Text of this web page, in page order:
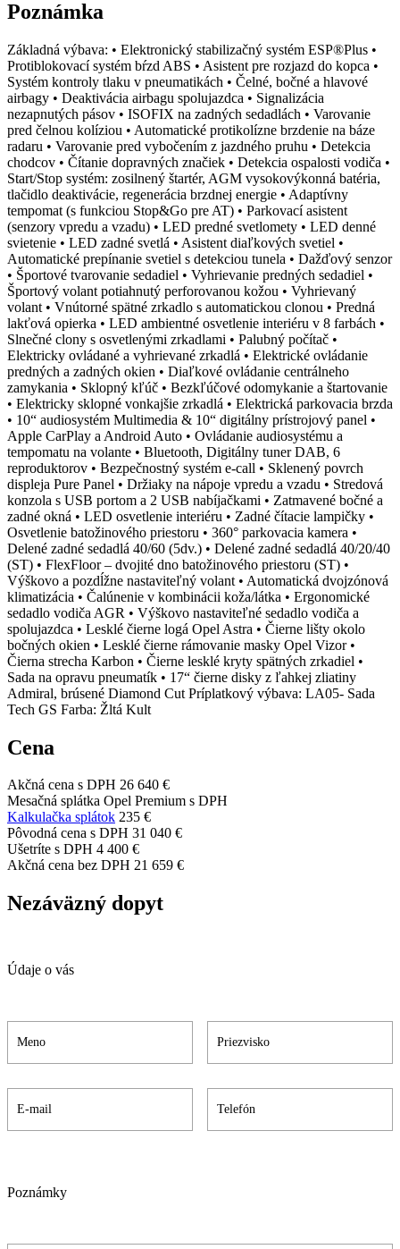
Poznámka
Základná výbava: • Elektronický stabilizačný systém ESP®Plus •
Protiblokovací systém bŕzd ABS • Asistent pre rozjazd do kopca •
Systém kontroly tlaku v pneumatikách • Čelné, bočné a hlavové
airbagy • Deaktivácia airbagu spolujazdca • Signalizácia
nezapnutých pásov • ISOFIX na zadných sedadlách • Varovanie
pred čelnou kolíziou • Automatické protikolízne brzdenie na báze
radaru • Varovanie pred vybočením z jazdného pruhu • Detekcia
chodcov • Čítanie dopravných značiek • Detekcia ospalosti vodiča •
Start/Stop systém: zosilnený štartér, AGM vysokovýkonná batéria,
tlačidlo deaktivácie, regenerácia brzdnej energie • Adaptívny
tempomat (s funkciou Stop&Go pre AT) • Parkovací asistent
(senzory vpredu a vzadu) • LED predné svetlomety • LED denné
svietenie • LED zadné svetlá • Asistent diaľkových svetiel •
Automatické prepínanie svetiel s detekciou tunela • Dažďový senzor
• Športové tvarovanie sedadiel • Vyhrievanie predných sedadiel •
Športový volant potiahnutý perforovanou kožou • Vyhrievaný
volant • Vnútorné spätné zrkadlo s automatickou clonou • Predná
lakťová opierka • LED ambientné osvetlenie interiéru v 8 farbách •
Slnečné clony s osvetlenými zrkadlami • Palubný počítač •
Elektricky ovládané a vyhrievané zrkadlá • Elektrické ovládanie
predných a zadných okien • Diaľkové ovládanie centrálneho
zamykania • Sklopný kľúč • Bezkľúčové odomykanie a štartovanie
• Elektricky sklopné vonkajšie zrkadlá • Elektrická parkovacia brzda
• 10“ audiosystém Multimedia & 10“ digitálny prístrojový panel •
Apple CarPlay a Android Auto • Ovládanie audiosystému a
tempomatu na volante • Bluetooth, Digitálny tuner DAB, 6
reproduktorov • Bezpečnostný systém e-call • Sklenený povrch
displeja Pure Panel • Držiaky na nápoje vpredu a vzadu • Stredová
konzola s USB portom a 2 USB nabíjačkami • Zatmavené bočné a
zadné okná • LED osvetlenie interiéru • Zadné čítacie lampičky •
Osvetlenie batožinového priestoru • 360° parkovacia kamera •
Delené zadné sedadlá 40/60 (5dv.) • Delené zadné sedadlá 40/20/40
(ST) • FlexFloor – dvojité dno batožinového priestoru (ST) •
Výškovo a pozdĺžne nastaviteľný volant • Automatická dvojzónová
klimatizácia • Čalúnenie v kombinácii koža/látka • Ergonomické
sedadlo vodiča AGR • Výškovo nastaviteľné sedadlo vodiča a
spolujazdca • Lesklé čierne logá Opel Astra • Čierne lišty okolo
bočných okien • Lesklé čierne rámovanie masky Opel Vizor •
Čierna strecha Karbon • Čierne lesklé kryty spätných zrkadiel •
Sada na opravu pneumatík • 17“ čierne disky z ľahkej zliatiny
Admiral, brúsené Diamond Cut Príplatkový výbava: LA05- Sada
Tech GS Farba: Žltá Kult
Cena
Akčná cena s DPH 26 640 €
Mesačná splátka Opel Premium s DPH
Kalkulačka splátok 235 €
Pôvodná cena s DPH 31 040 €
Ušetríte s DPH 4 400 €
Akčná cena bez DPH 21 659 €
Nezáväzný dopyt
Údaje o vás
Poznámky